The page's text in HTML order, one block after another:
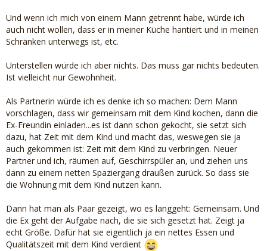
Und wenn ich mich von einem Mann getrennt habe, würde ich
auch nicht wollen, dass er in meiner Küche hantiert und in meinen
Schränken unterwegs ist, etc.
Unterstellen würde ich aber nichts. Das muss gar nichts bedeuten.
Ist vielleicht nur Gewohnheit.
Als Partnerin würde ich es denke ich so machen: Dem Mann
vorschlagen, dass wir gemeinsam mit dem Kind kochen, dann die
Ex-Freundin einladen...es ist dann schon gekocht, sie setzt sich
dazu, hat Zeit mit dem Kind und macht das, weswegen sie ja
auch gekommen ist: Zeit mit dem Kind zu verbringen. Neuer
Partner und ich, räumen auf, Geschirrspüler an, und ziehen uns
dann zu einem netten Spaziergang draußen zurück. So dass sie
die Wohnung mit dem Kind nutzen kann.
Dann hat man als Paar gezeigt, wo es langgeht: Gemeinsam. Und
die Ex geht der Aufgabe nach, die sie sich gesetzt hat. Zeigt ja
echt Größe. Dafür hat sie eigentlich ja ein nettes Essen und
Qualitätszeit mit dem Kind verdient